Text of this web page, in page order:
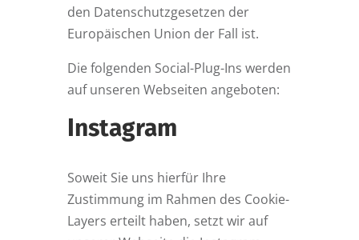
den Datenschutzgesetzen der
Europäischen Union der Fall ist.
Die folgenden Social-Plug-Ins werden
auf unseren Webseiten angeboten:
Instagram
Soweit Sie uns hierfür Ihre
Zustimmung im Rahmen des Cookie-
Layers erteilt haben, setzt wir auf